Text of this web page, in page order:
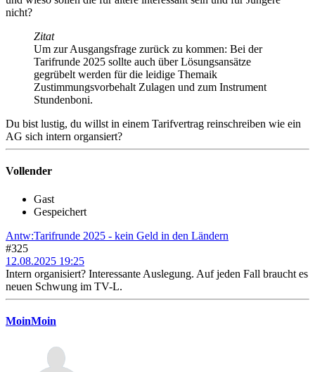
nicht?
Zitat
Um zur Ausgangsfrage zurück zu kommen: Bei der
Tarifrunde 2025 sollte auch über Lösungsansätze
gegrübelt werden für die leidige Themaik
Zustimmungsvorbehalt Zulagen und zum Instrument
Stundenboni.
Du bist lustig, du willst in einem Tarifvertrag reinschreiben wie ein
AG sich intern organsiert?
Vollender
Gast
Gespeichert
Antw:Tarifrunde 2025 - kein Geld in den Ländern
#325
12.08.2025 19:25
Intern organisiert? Interessante Auslegung. Auf jeden Fall braucht es
neuen Schwung im TV-L.
MoinMoin